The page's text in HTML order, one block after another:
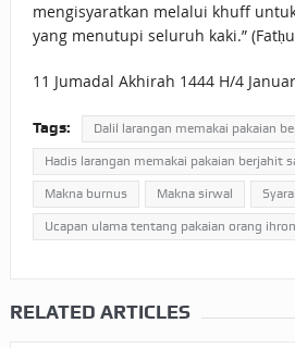
mengisyaratkan melalui khuff
yang menutupi seluruh kaki.”
11 Jumadal Akhirah 1444 H/4
Tags: Dalil larangan memakai pakaian
Hadis larangan memakai pakaian berjahit
Makna burnus Makna sirwal
Ucapan ulama tentang pakaian orang
RELATED ARTICLES